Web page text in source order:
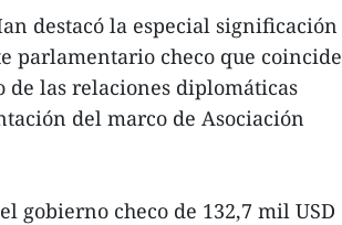
destacó la especial significación
parlamentario checo que coincide
las relaciones diplomáticas
del marco de Asociación
gobierno checo de 132,7 mil USD